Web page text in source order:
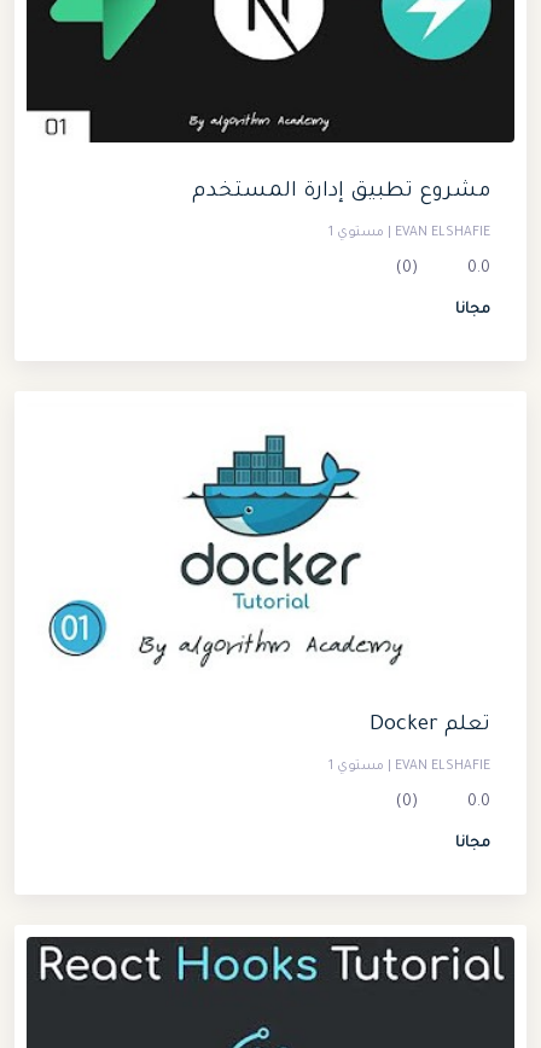
مشروع تطبيق إدارة المستخدم
EVAN ELSHAFIE | مستوي 1
0.0
(0)
مجانا
تعلم Docker
EVAN ELSHAFIE | مستوي 1
0.0
(0)
مجانا